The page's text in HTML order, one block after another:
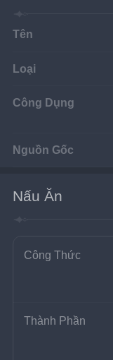
Tên
Loại
Công Dụng
Nguồn Gốc
Nấu Ăn
Công Thức
Thành Phần